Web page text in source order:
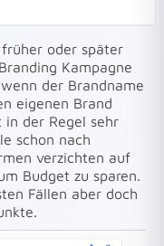
oder später
Kampagne
der Brandname
eigenen Brand
in der Regel sehr
schon nach
verzichten auf
Budget zu sparen.
Fällen aber doch